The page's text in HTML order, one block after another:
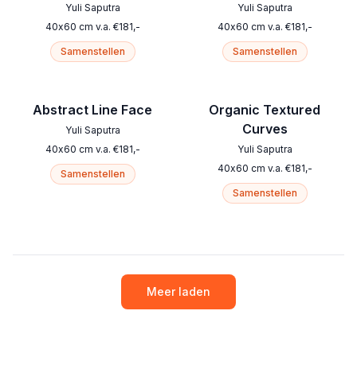
Yuli Saputra
40x60 cm v.a. €181,-
Samenstellen
Abstract Line Face
Yuli Saputra
40x60 cm v.a. €181,-
Samenstellen
Yuli Saputra
40x60 cm v.a. €181,-
Samenstellen
Organic Textured
Curves
Yuli Saputra
40x60 cm v.a. €181,-
Samenstellen
Meer laden